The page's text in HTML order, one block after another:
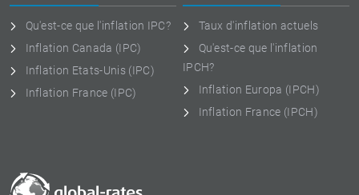
Qu'est-ce que l'inflation IPC?
Inflation Canada (IPC)
Inflation Etats-Unis (IPC)
Inflation France (IPC)
Taux d'inflation actuels
Qu'est-ce que l'inflation
IPCH?
Inflation Europa (IPCH)
Inflation France (IPCH)